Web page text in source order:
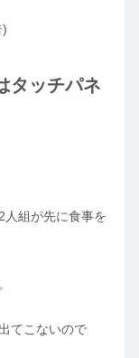
)
タッチパネ
人組が先に食事を
てこないので